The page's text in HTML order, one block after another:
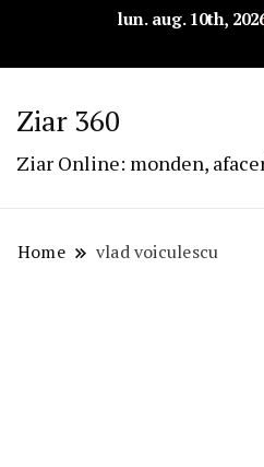
lun. aug. 10th,
Ziar 360
Ziar Online: monden,
Home vlad voiculescu